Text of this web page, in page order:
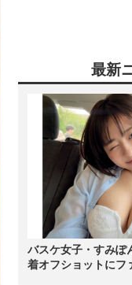
最新
バスケ女子・すみぽ
着オフショットにフ